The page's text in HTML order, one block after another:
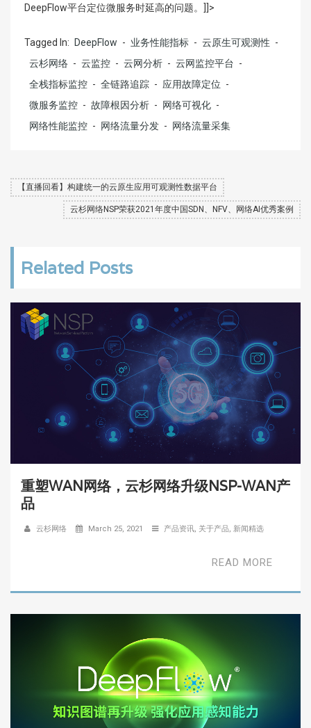
DeepFlow平台定位微服务时延高的问题。]]>
Tagged In: DeepFlow - 业务性能指标 - 云原生可观测性 -
云杉网络 - 云监控 - 云网分析 - 云网监控平台 -
全栈指标监控 - 全链路追踪 - 应用故障定位 -
微服务监控 - 故障根因分析 - 网络可视化 -
网络性能监控 - 网络流量分发 - 网络流量采集
【直播回看】构建统一的云原生应用可观测性数据平台
云杉网络NSP荣获2021年度中国SDN、NFV、网络AI优秀案例
Related Posts
重塑WAN网络，云杉网络升级NSP-WAN产
品
云杉网络 March 25, 2021 产品资讯, 关于产品, 新闻精选
READ MORE